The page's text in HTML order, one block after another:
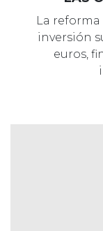
La
inversión
euros,